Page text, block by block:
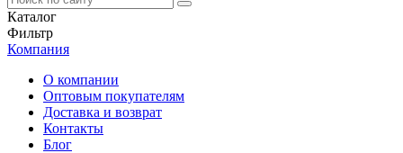
Каталог
Фильтр
Компания
О компании
Оптовым покупателям
Доставка и возврат
Контакты
Блог